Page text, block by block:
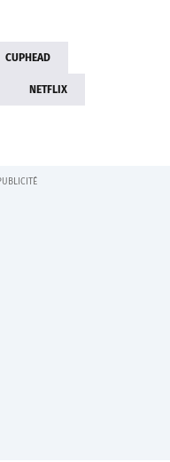
CUPHEAD
NETFLIX